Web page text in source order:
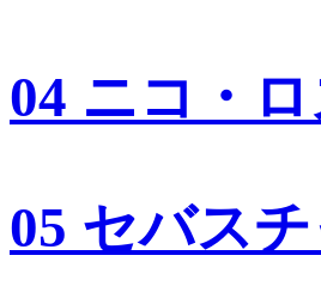
04 ニコ・
05 セバス